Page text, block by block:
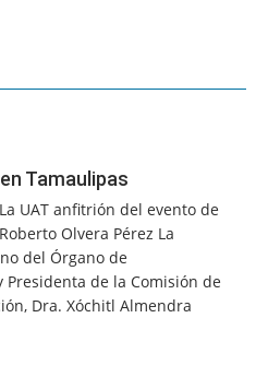
Tamaulipas
UAT anfitrión del evento de
Olvera Pérez La
del Órgano de
Presidenta de la Comisión de
Dra. Xóchitl Almendra